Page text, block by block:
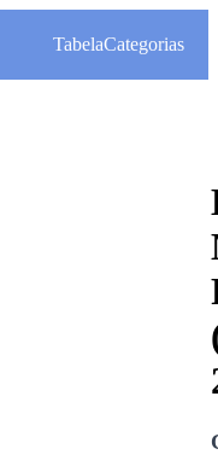
TabelaCategorias